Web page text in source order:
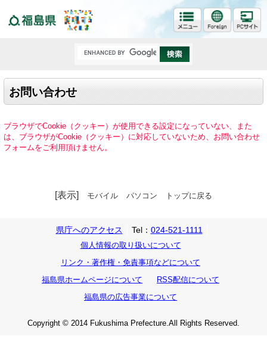
お問い合わせ
ブラウザでCookie（クッキー）が使用できる設定になっていない、また
は、ブラウザがCookie（クッキー）に対応していないため、お問い合わせ
フォームをご利用頂けません。
[表示] モバイル パソコン トップに戻る
県庁へのアクセス Tel： 024-521-1111
個人情報の取り扱いについて
リンク・著作権・免責事項などについて
福島県ホームページについて
RSS配信について
福島県の広告事業について
Copyright © 2014 Fukushima Prefecture.All Rights Reserved.